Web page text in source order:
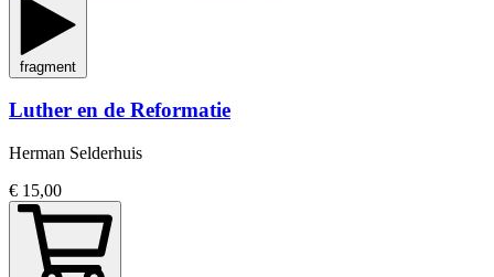
fragment
Luther en de Reformatie
Herman Selderhuis
€ 15,00